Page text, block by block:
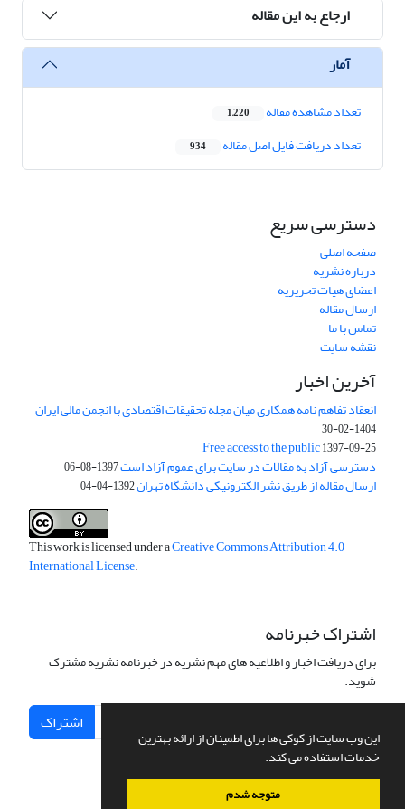
این وب سایت از کوکی ها برای اطمینان از ارائه بهترین
خدمات استفاده می کند.
متوجه شدم
ارجاع به این مقاله
آمار
تعداد مشاهده مقاله 1,220
تعداد دریافت فایل اصل مقاله 934
دسترسی سریع
صفحه اصلی
درباره نشریه
اعضای هیات تحریریه
ارسال مقاله
تماس با ما
نقشه سایت
آخرین اخبار
انعقاد تفاهم نامه همکاری میان مجله تحقیقات اقتصادی با انجمن مالی ایران
1404-02-30
Free access to the public1397-09-25
دسترسی آزاد به مقالات در سایت برای عموم آزاد است1397-08-06
ارسال مقاله از طریق نشر الکترونیکی دانشگاه تهران1392-04-04
This work is licensed under aCreative Commons Attribution 4.0
International License.
اشتراک خبرنامه
برای دریافت اخبار و اطلاعیه های مهم نشریه در خبرنامه نشریه مشترک
شوید.
اشتراک